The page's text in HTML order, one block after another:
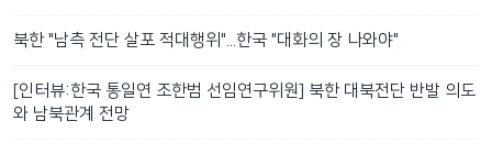
북한 "남측 전단 살포 적대행위"...한국 "대화의 장 나와야"
[인터뷰:한국 통일연 조한범 선임연구위원] 북한 대북전단 반발 의도
와 남북관계 전망